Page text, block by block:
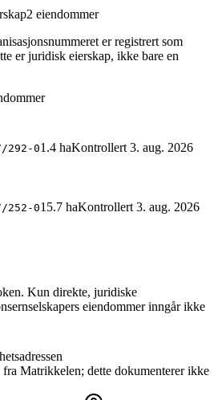
2 eiendommer
er registrert som
er juridisk eierskap, ikke bare en
292-01.4 haKontrollert3. aug. 2026
252-015.7 haKontrollert3. aug. 2026
Kun direkte, juridiske
eiendommer inngår ikke
Matrikkelen; dette dokumenterer ikke